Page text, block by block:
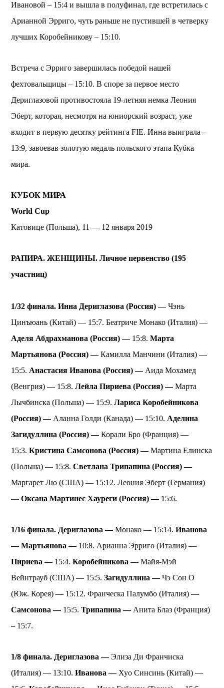
Ивановой – 15:4 и вышла в полуфинал, где встретилась с
Арианной Эрриго, чуть раньше не пустившей в четверку
лучших Коробейникову – 15:10.
Встреча с Эрриго завершилась победой нашей
фехтовальщицы – 15:10. В споре за первое место
Дериглазовой противостояла 19-летняя немка Леония
Эберт, которая, несмотря на юниорский возраст, уже
входит в первую десятку рейтинга FIE. Инна выиграла –
13:9, завоевав золотую медаль польского этапа Кубка
мира.
КУБОК МИРА
World Cup
Катовице (Польша), 11 — 12 января 2019
РАПИРА. ЖЕНЩИНЫ. Личное первенство (195
участниц)
1/32 финала. Инна Дериглазова (Россия) —Чэнь
Цинъюань (Китай) — 15:7. Беатриче Монако (Италия) —
Аделя Абдрахманова (Россия) — 15:8.Марта
Мартьянова (Россия) —Камилла Манчини (Италия) —
15:5. Анастасия Иванова (Россия) — Аида Мохамед
(Венгрия) — 15:8.Лейла Пириева (Россия) —Марта
Лычбинска (Польша) — 15:9.Лариса Коробейникова
(Россия) — Аланна Голди (Канада) — 15:10. Аделина
Загидуллина (Россия) —Корали Бро (Франция) —
15:3.Кристина Самсонова (Россия) —Мартина Елинска
(Польша) — 15:8.Светлана Трипапина (Россия) —
Маргарет Лю (США) — 15:12. Леония Эберт (Германия)
—Оксана Мартинес Хауреги (Россия) — 15:6.
1/16 финала. Дериглазова —Монако — 15:14.Иванова
—Мартьянова — 10:8. Арианна Эрриго (Италия) —
Пириева — 15:4.Коробейникова —Майя-Мэй
Вейнтрауб (США) — 15:5.Загидуллина —Чэ Сон О
(Юж. Корея) — 15:12. Франческа Палумбо (Италия) —
Самсонова — 15:5.Трипапина — Анита Блаз (Франция)
– 15:7.
1/8 финала. Дериглазова —Элиза Ди Франчиска
(Италия) — 13:10.Иванова — Хуо Синсинь (Китай) —